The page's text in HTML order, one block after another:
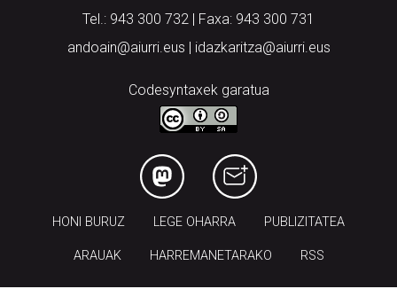
Tel.: 943 300 732 | Faxa: 943 300 731
andoain@aiurri.eus | idazkaritza@aiurri.eus
Codesyntaxek garatua
HONI BURUZ LEGE OHARRA PUBLIZITATEA
ARAUAK HARREMANETARAKO RSS